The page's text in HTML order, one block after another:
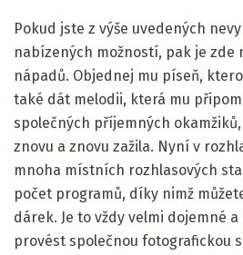
Pokud jste z výše uvedených
nabízených možností, pak je zde
nápadů. Objednej mu píseň,
také dát melodii, která mu
společných příjemných
znovu a znovu zažila. Nyní v
mnoha místních rozhlasových
počet programů, díky nimž
dárek. Je to vždy velmi dojemné
provést společnou fotografickou